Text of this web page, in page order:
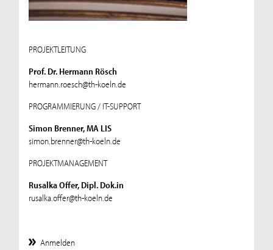
PROJEKTLEITUNG
Prof. Dr. Hermann Rösch
hermann.roesch@th-koeln.de
PROGRAMMIERUNG / IT-SUPPORT
Simon Brenner, MA LIS
simon.brenner@th-koeln.de
PROJEKTMANAGEMENT
Rusalka Offer, Dipl. Dok.in
rusalka.offer@th-koeln.de
Anmelden